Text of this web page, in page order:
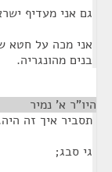
גם אני מעדיף
בנים מהונגריה.
היו"ר א' נמיר
תסביר איך זה
גי סבג;